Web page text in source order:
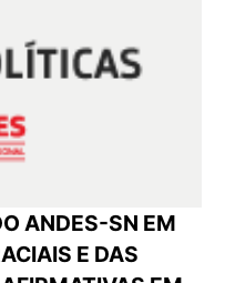
ANDES-SN EM
E DAS